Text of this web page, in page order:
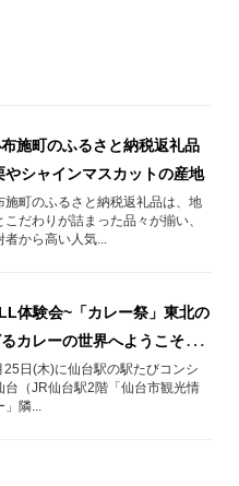
施町のふるさと納税返礼品
やシャインマスカットの産地
施町のふるさと納税返礼品は、地
こだわりが詰まった品々が揃い、
から高い人気...
体験会~「カレー祭」東北の
カレーの世界へようこそ~を
！
日(木)に仙台駅の駅たびコンシ
台（JR仙台駅2階「仙台市観光情
隣...